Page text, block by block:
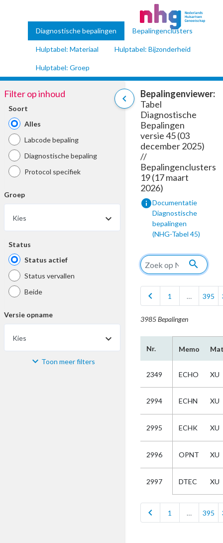
Diagnostische bepalingen Bepalingenclusters
Hulptabel: Materiaal Hulptabel: Bijzonderheid
Hulptabel: Groep
chevron_left
Filter op inhoud
Soort
Alles
Labcode bepaling
Diagnostische bepaling
Protocol specifiek
Groep
Kies
Status
Status actief
Status vervallen
Beide
Versie opname
Kies
Materiaal Toon meer filters
Bepalingenviewer:
Tabel
Diagnostische
Bepalingen
versie 45 (03
december 2025)
//
Bepalingenclusters
19 (17 maart
2026)
infoDocumentatie
Diagnostische
bepalingen
(NHG-Tabel 45)
search
chevron_left 1 … 395
3985 Bepalingen
Nr. Memo
2349 ECHO XU
2994 ECHN XU
2995 ECHK XU
2996 OPNT XU
2997 DTEC XU
chevron_left 1 … 395